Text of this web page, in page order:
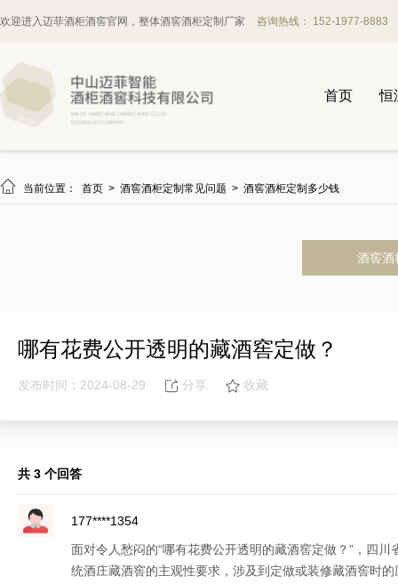
欢迎进入迈菲酒柜酒窖官网，整体酒窖酒柜定制厂家 咨询热线： 152-1977-8883
首页 恒
 当前位置： 首页 > 酒窖酒柜定制常见问题 > 酒窖酒柜定制多少钱
酒窖酒
哪有花费公开透明的藏酒窖定做？
发布时间：2024-08-29 分享 收藏
共 3 个回答
177****1354
面对令人愁闷的“哪有花费公开透明的藏酒窖定做？”，四
统酒庄藏酒窖的主观性要求，涉及到定做或装修藏酒窖时